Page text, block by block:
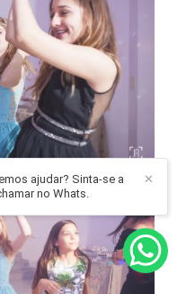
✕
ajudar? Sinta-se a
no Whats.